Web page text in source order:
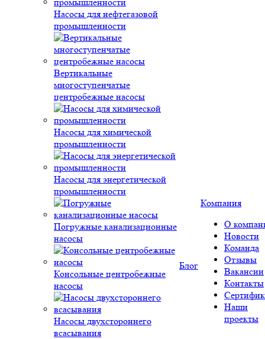
Насосы для нефтегазовой
промышленности
Вертикальные
многоступенчатые
центробежные насосы
Насосы для химической
промышленности
Насосы для энергетической
промышленности
Погружные канализационные
насосы
Консольные центробежные
насосы
Насосы двухстороннего
всасывания
Блог
Компания
О
Новости
Команда
Отзывы
Вакансии
Контакты
Наши
проекты